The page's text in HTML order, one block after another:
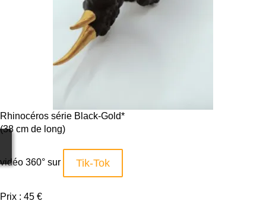
Rhinocéros série Black-Gold*
(38 cm de long)
vidéo 360° sur Tik-Tok
Prix : 45 €